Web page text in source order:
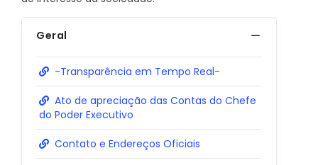
Geral
-Transparência em Tempo Real-
Ato de apreciação das Contas do Chefe
do Poder Executivo
Contato e Endereços Oficiais